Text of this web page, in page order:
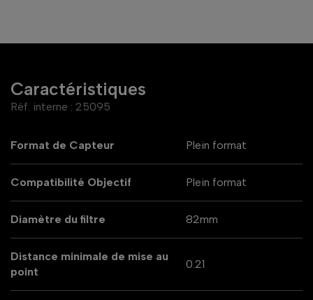
Caractéristiques
Réf. interne : 25095
Format de Capteur Plein format
Compatibilité Objectif Plein format
Diamètre du filtre 82mm
Distance minimale de mise au
point
0.21